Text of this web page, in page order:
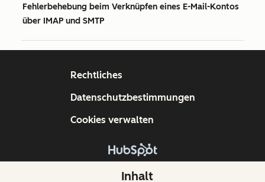
Fehlerbehebung beim Verknüpfen eines E-Mail-Kontos
über IMAP und SMTP
Inhalt
Copyright © 2026 HubSpot, Inc.
Rechtliches
Datenschutzbestimmungen
Cookies verwalten